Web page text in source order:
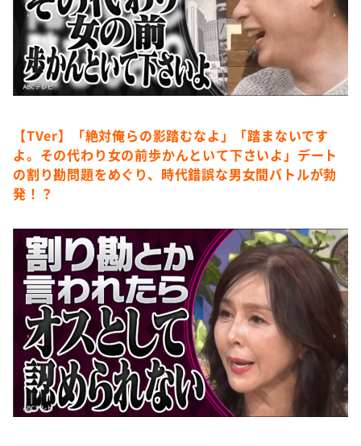
【TVer】「絶対俺らの影踏むなよ」「踏まないです
よ。その代わり女の前歩かんといて下さいよ」デート
の割り勘問題をめぐり、時代錯誤な男女間バトルが勃
発！？